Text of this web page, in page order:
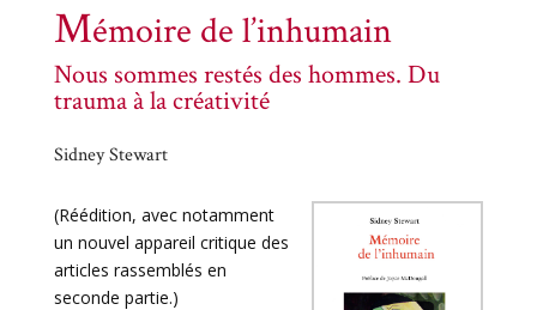
Mémoire de l’inhumain
Nous sommes restés des hommes. Du
trauma à la créativité
Sidney Stewart
(Réédition, avec notamment
un nouvel appareil critique des
articles rassemblés en
seconde partie.)